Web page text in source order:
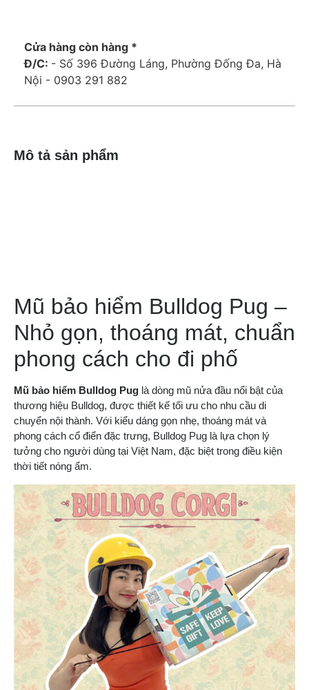
Cửa hàng còn hàng *
Đ/C: - Số 396 Đường Láng, Phường Đống Đa, Hà
Nội - 0903 291 882
Mô tả sản phẩm
Mũ bảo hiểm Bulldog Pug –
Nhỏ gọn, thoáng mát, chuẩn
phong cách cho đi phố
Mũ bảo hiểm Bulldog Pug là dòng mũ nửa đầu nổi bật của
thương hiệu Bulldog, được thiết kế tối ưu cho nhu cầu di
chuyển nội thành. Với kiểu dáng gọn nhẹ, thoáng mát và
phong cách cổ điển đặc trưng, Bulldog Pug là lựa chọn lý
tưởng cho người dùng tại Việt Nam, đặc biệt trong điều kiện
thời tiết nóng ẩm.